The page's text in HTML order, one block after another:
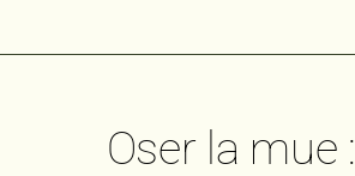
Oser la